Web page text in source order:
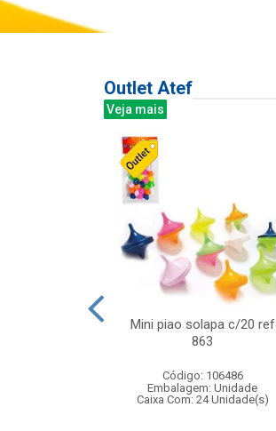
Outlet Atef
Veja mais
Mini piao solapa c/20 ref
863
Código: 106486
Embalagem: Unidade
Caixa Com: 24 Unidade(s)